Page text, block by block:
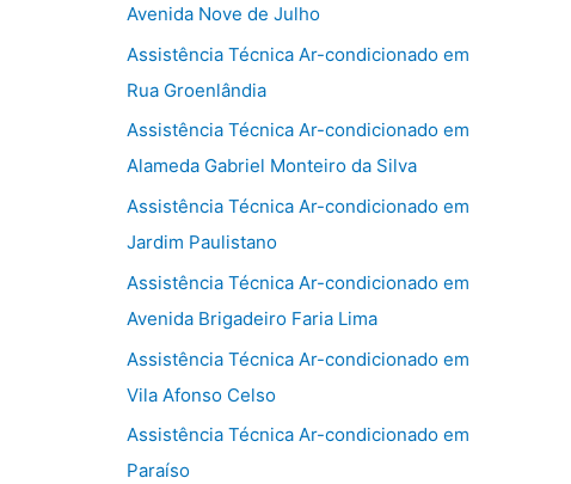
Avenida Nove de Julho
Assistência Técnica Ar-condicionado em
Rua Groenlândia
Assistência Técnica Ar-condicionado em
Alameda Gabriel Monteiro da Silva
Assistência Técnica Ar-condicionado em
Jardim Paulistano
Assistência Técnica Ar-condicionado em
Avenida Brigadeiro Faria Lima
Assistência Técnica Ar-condicionado em
Vila Afonso Celso
Assistência Técnica Ar-condicionado em
Paraíso